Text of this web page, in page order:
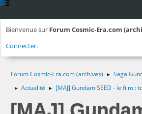
Bienvenue sur Forum Cosmic-Era.com
Connecter.
Forum Cosmic-Era.com (archives) ► Saga
► Actualité ► [MAJ] Gundam SEED - le film :